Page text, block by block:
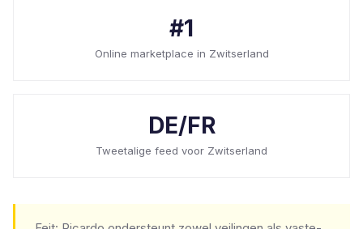
#1
Online marketplace in Zwitserland
DE/FR
Tweetalige feed voor Zwitserland